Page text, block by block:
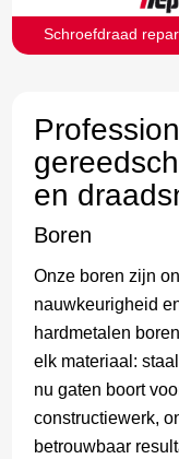
en
Boren
Onze boren zijn
nauwkeurigheid
hardmetalen
elk materiaal:
nu gaten boort
constructiewerk,
betrouwbaar
Schroefdraad